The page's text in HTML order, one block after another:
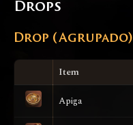
Drops
Drop (Agrupado)
Item
Apiga